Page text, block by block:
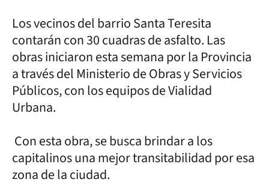
Los vecinos del barrio Santa Teresita
contarán con 30 cuadras de asfalto. Las
obras iniciaron esta semana por la Provincia
a través del Ministerio de Obras y Servicios
Públicos, con los equipos de Vialidad
Urbana.
Con esta obra, se busca brindar a los
capitalinos una mejor transitabilidad por esa
zona de la ciudad.